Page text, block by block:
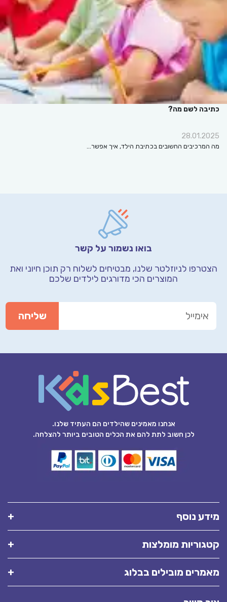
כתיבה לשם מה?
28.01.2025
מה המרכיבים החשובים בכתיבת הילד, איך אפשר…
בואו נשמור על קשר
הצטרפו לניוזלטר שלנו, מבטיחים לשלוח רק תוכן חיוני ואת
המוצרים הכי מדורגים לילדים שלכם
אנחנו מאמינים שהילדים הם העתיד שלנו.
לכן חשוב לתת להם את הכלים הטובים ביותר להצלחה.
מידע נוסף
קטגוריות מומלצות
מאמרים מובילים בבלוג